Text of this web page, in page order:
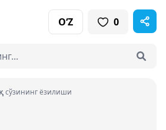
O‘Z 0
сўзининг ёзилиши